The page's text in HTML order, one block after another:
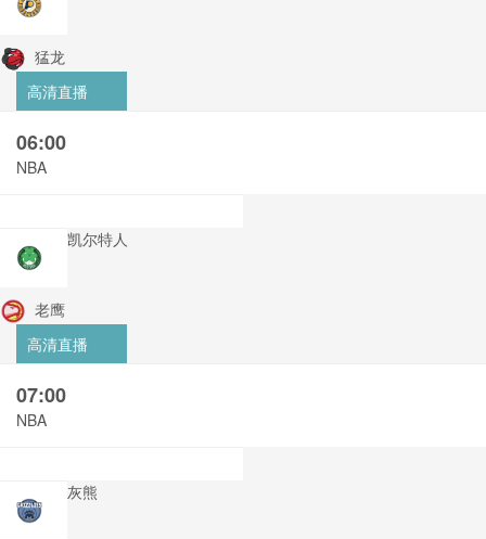
猛龙
高清直播
06:00
NBA
凯尔特人
老鹰
高清直播
07:00
NBA
灰熊